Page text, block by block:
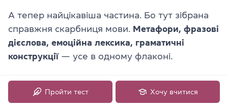
А тепер найцікавіша частина. Бо тут зібрана
справжня скарбниця мови. Метафори, фразові
дієслова, емоційна лексика, граматичні
конструкції— усе в одному флаконі.
🇦🇹 JJ — «Wasted Love»
Пройти тест Хочу вчитися